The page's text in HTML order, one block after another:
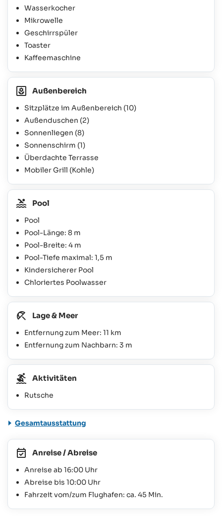
Wasserkocher
Mikrowelle
Geschirrspüler
Toaster
Kaffeemaschine
Außenbereich
Sitzplätze im Außenbereich (10)
Außenduschen (2)
Sonnenliegen (8)
Sonnenschirm (1)
Überdachte Terrasse
Mobiler Grill (Kohle)
Pool
Pool
Pool-Länge: 8 m
Pool-Breite: 4 m
Pool-Tiefe maximal: 1,5 m
Kindersicherer Pool
Chloriertes Poolwasser
Lage & Meer
Entfernung zum Meer: 11 km
Entfernung zum Nachbarn: 3 m
Aktivitäten
Rutsche
Gesamtausstattung
Anreise / Abreise
Anreise ab 16:00 Uhr
Abreise bis 10:00 Uhr
Fahrzeit vom/zum Flughafen: ca. 45 Min.